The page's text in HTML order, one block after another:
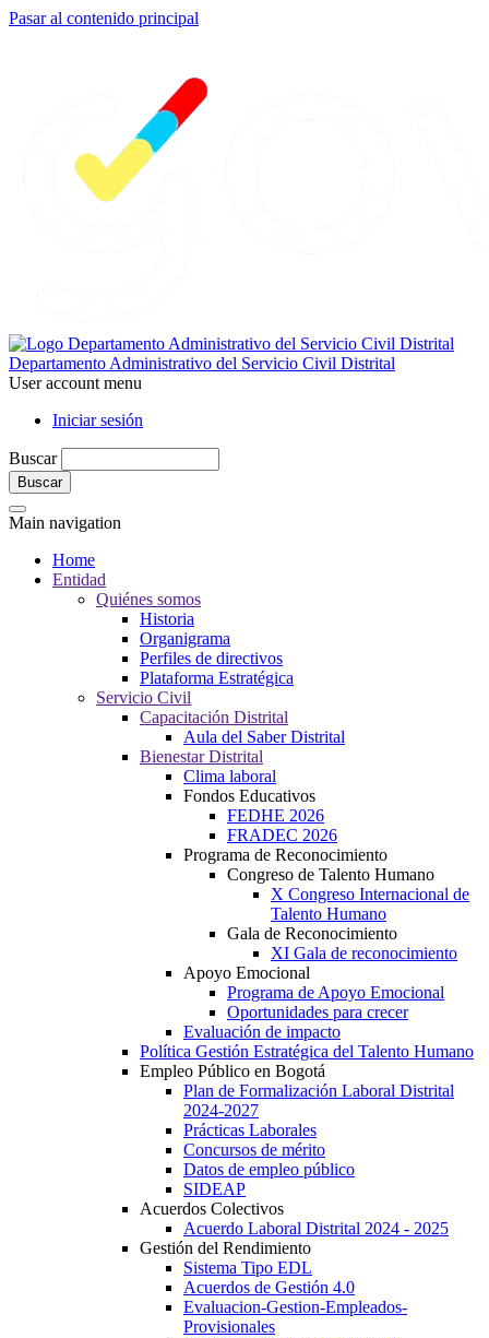
Pasar al contenido principal
Departamento Administrativo del Servicio Civil Distrital
User account menu
Iniciar sesión
Buscar
Main navigation
Home
Entidad
Quiénes somos
Historia
Organigrama
Perfiles de directivos
Plataforma Estratégica
Servicio Civil
Capacitación Distrital
Aula del Saber Distrital
Bienestar Distrital
Clima laboral
Fondos Educativos
FEDHE 2026
FRADEC 2026
Programa de Reconocimiento
Congreso de Talento Humano
X Congreso Internacional de
Talento Humano
Gala de Reconocimiento
XI Gala de reconocimiento
Apoyo Emocional
Programa de Apoyo Emocional
Oportunidades para crecer
Evaluación de impacto
Política Gestión Estratégica del Talento Humano
Empleo Público en Bogotá
Plan de Formalización Laboral Distrital
2024-2027
Prácticas Laborales
Concursos de mérito
Datos de empleo público
SIDEAP
Acuerdos Colectivos
Acuerdo Laboral Distrital 2024 - 2025
Gestión del Rendimiento
Sistema Tipo EDL
Acuerdos de Gestión 4.0
Evaluacion-Gestion-Empleados-
Provisionales